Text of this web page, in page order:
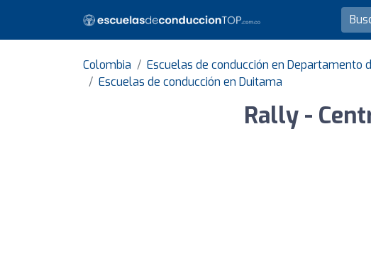
Colombia Escuelas de conducción en Departamento
Escuelas de conducción en Duitama
Rally -